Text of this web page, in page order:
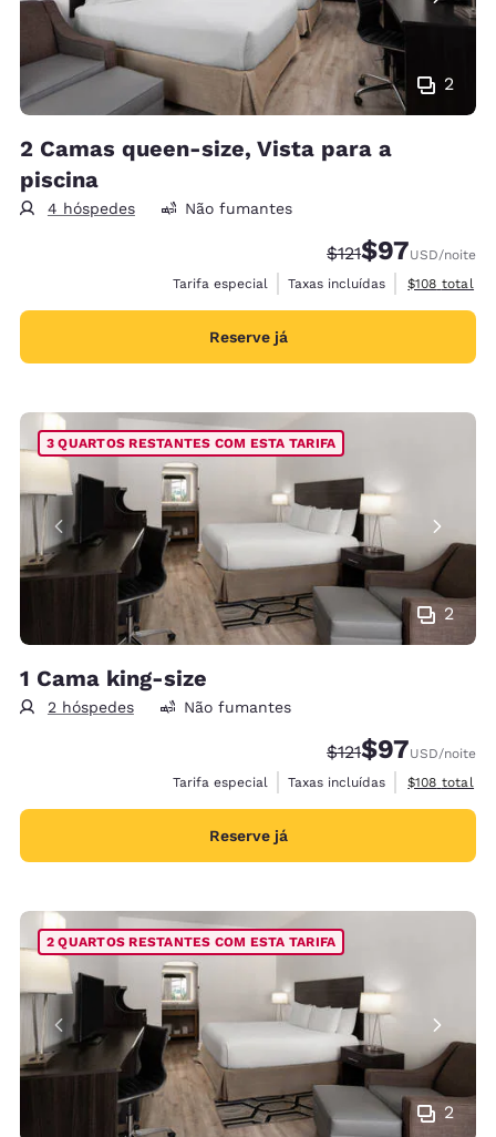
2
2 Camas queen-size, Vista para a
piscina
4 hóspedes Não fumantes
Tarifa anterior
$121Tarifa com
$97USD/noite
Tarifa especial
Taxas incluídas Exibir
$108 total
Reserve já
2
3 QUARTOS RESTANTES COM ESTA TARIFA
1 Cama king-size
2 hóspedes Não fumantes
Tarifa anterior
$121Tarifa com
$97USD/noite
Tarifa especial
Taxas incluídas Exibir
$108 total
Reserve já
2
2 QUARTOS RESTANTES COM ESTA TARIFA